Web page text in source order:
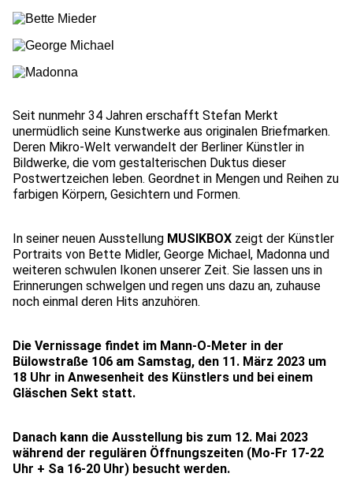
Seit nunmehr 34 Jahren erschafft Stefan Merkt
unermüdlich seine Kunstwerke aus originalen Briefmarken.
Deren Mikro-Welt verwandelt der Berliner Künstler in
Bildwerke, die vom gestalterischen Duktus dieser
Postwertzeichen leben. Geordnet in Mengen und Reihen zu
farbigen Körpern, Gesichtern und Formen.
In seiner neuen Ausstellung MUSIKBOX zeigt der Künstler
Portraits von Bette Midler, George Michael, Madonna und
weiteren schwulen Ikonen unserer Zeit. Sie lassen uns in
Erinnerungen schwelgen und regen uns dazu an, zuhause
noch einmal deren Hits anzuhören.
Die Vernissage findet im Mann-O-Meter in der
Bülowstraße 106 am Samstag, den 11. März 2023 um
18 Uhr in Anwesenheit des Künstlers und bei einem
Gläschen Sekt statt.
Danach kann die Ausstellung bis zum 12. Mai 2023
während der regulären Öffnungszeiten (Mo-Fr 17-22
Uhr + Sa 16-20 Uhr) besucht werden.